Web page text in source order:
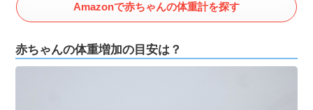
Amazonで赤ちゃんの体重計を探す
赤ちゃんの体重増加の目安は？